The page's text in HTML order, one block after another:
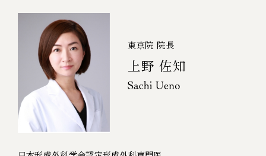
東京院 院長
上野 佐知